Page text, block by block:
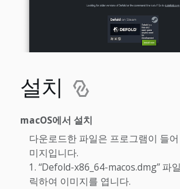
설치
macOS에서 설치
다운로드한 파일은 프로그램이 들
미지입니다.
“Defold-x86_64-macos.dmg” 파
릭하여 이미지를 엽니다.